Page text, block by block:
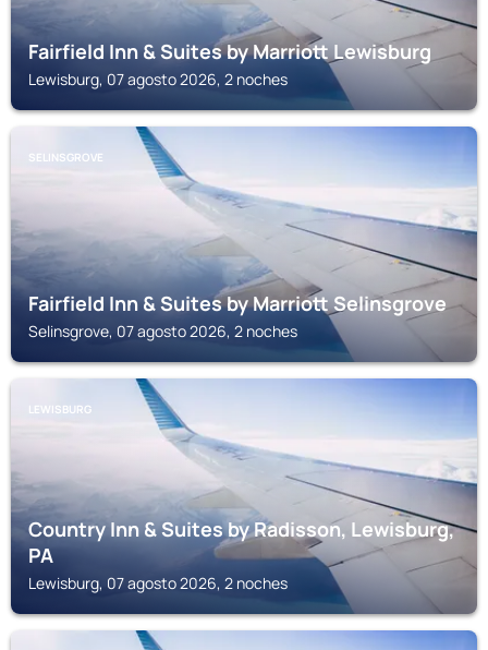
Fairfield Inn & Suites by Marriott Lewisburg
Lewisburg, 07 agosto 2026, 2 noches
SELINSGROVE
Fairfield Inn & Suites by Marriott Selinsgrove
Selinsgrove, 07 agosto 2026, 2 noches
LEWISBURG
Country Inn & Suites by Radisson, Lewisburg,
PA
Lewisburg, 07 agosto 2026, 2 noches